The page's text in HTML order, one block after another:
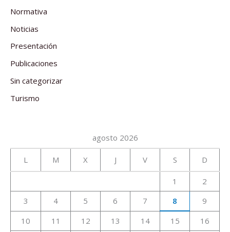
Normativa
Noticias
Presentación
Publicaciones
Sin categorizar
Turismo
agosto 2026
L M X J V S D
1
2
3
4 5 6 7 8
9
10
11 12 13 14 15
16